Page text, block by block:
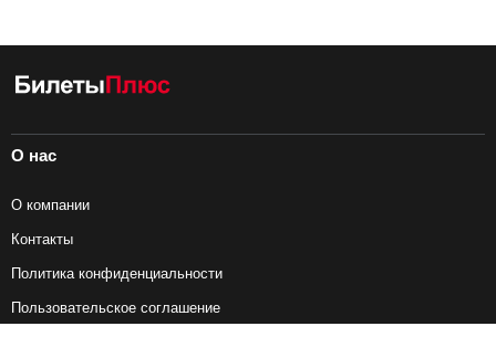
О нас
О компании
Контакты
Политика конфиденциальности
Пользовательское соглашение